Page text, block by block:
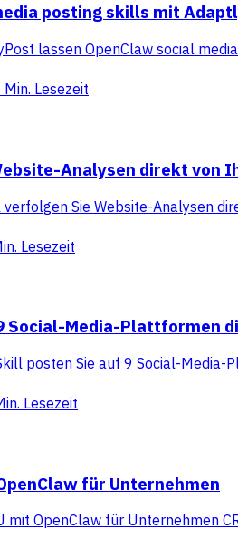
posting skills mit
lassen OpenClaw social
Min. Lesezeit
Analysen direkt von
Sie Website-Analysen
Lesezeit
Social-Media-Plattformen
posten Sie auf 9 Social-Media-
Lesezeit
für Unternehmen
mit OpenClaw für Unternehmen